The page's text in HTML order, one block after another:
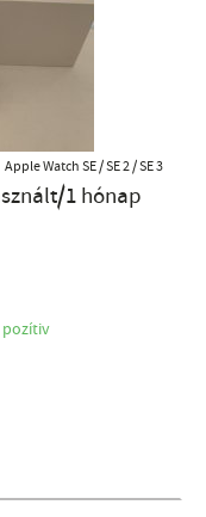
Apple Watch SE / SE 2 / SE 3
1 hónap
pozítiv